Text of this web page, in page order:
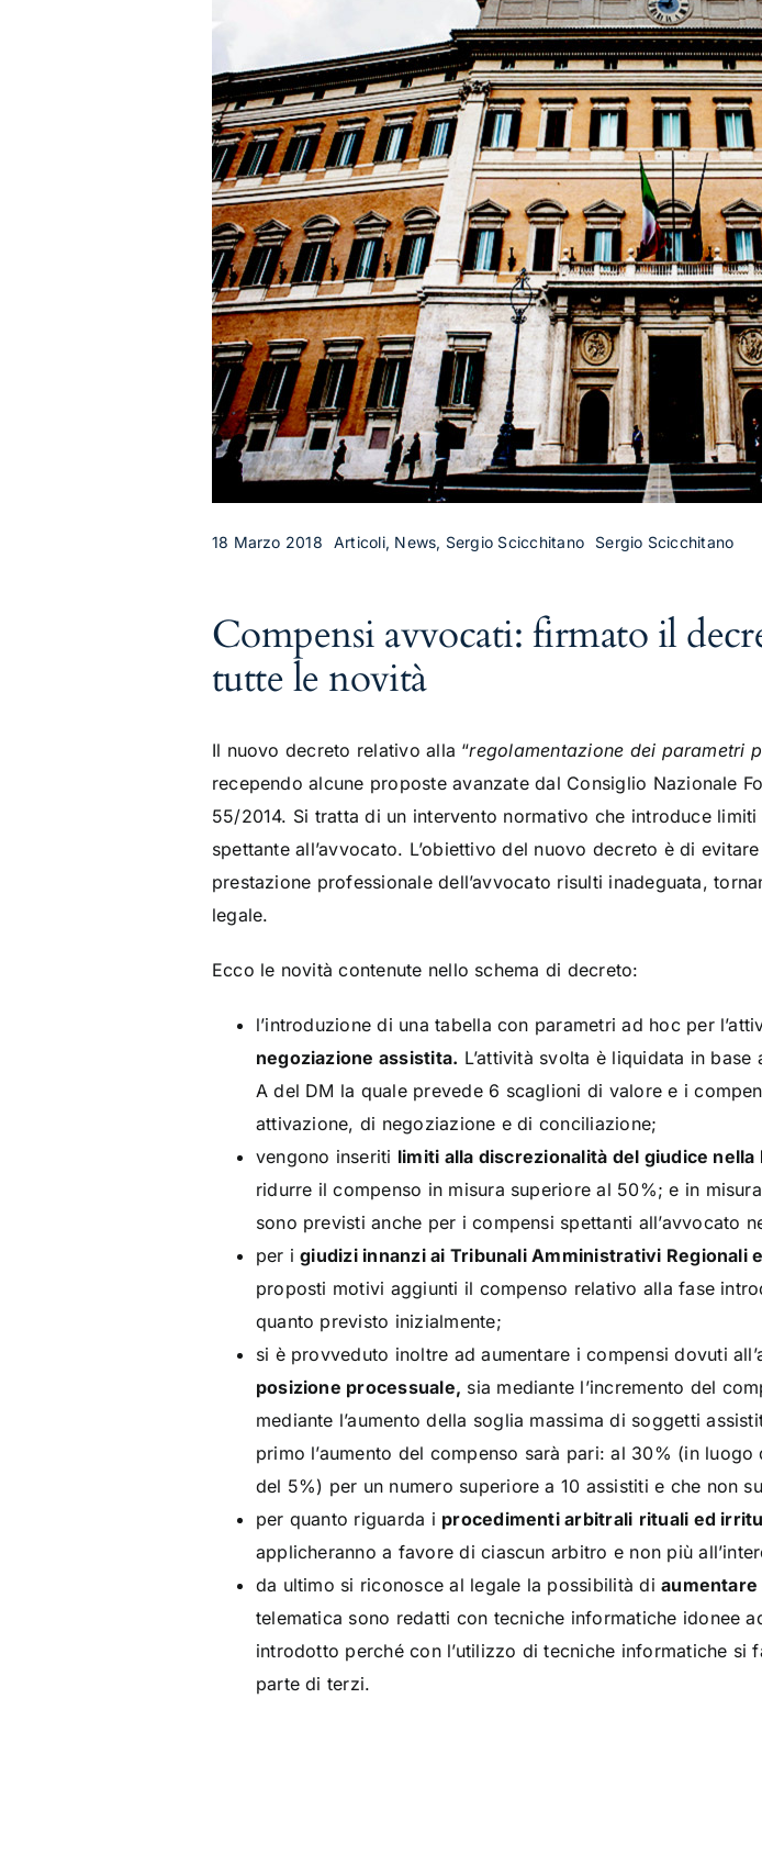
18 Marzo 2018 Articoli, News, Sergio Scicchitano Sergio Scicchitano
Compensi avvocati: firmato il
tutte le novità
Il nuovo decreto relativo alla “regolamentazione dei parametri
recependo alcune proposte avanzate dal Consiglio Nazionale
55/2014. Si tratta di un intervento normativo che introduce
spettante all’avvocato. L’obiettivo del nuovo decreto è di
prestazione professionale dell’avvocato risulti inadeguata,
legale.
Ecco le novità contenute nello schema di decreto:
l’introduzione di una tabella con parametri ad hoc per
negoziazione assistita. L’attività svolta è liquidata in
A del DM la quale prevede 6 scaglioni di valore e i
attivazione, di negoziazione e di conciliazione;
vengono inseriti limiti alla discrezionalità del giudice
ridurre il compenso in misura superiore al 50%; e in
sono previsti anche per i compensi spettanti all’avvocato
per igiudizi innanzi ai Tribunali Amministrativi Regionali
proposti motivi aggiunti il compenso relativo alla fase
quanto previsto inizialmente;
si è provveduto inoltre ad aumentare i compensi dovuti
posizione processuale, sia mediante l’incremento del
mediante l’aumento della soglia massima di soggetti
primo l’aumento del compenso sarà pari: al 30% (in
del 5%) per un numero superiore a 10 assistiti e che non
per quanto riguarda i procedimenti arbitrali rituali ed
applicheranno a favore di ciascun arbitro e non più
da ultimo si riconosce al legale la possibilità di
telematica sono redatti con tecniche informatiche idonee
introdotto perché con l’utilizzo di tecniche informatiche si
parte di terzi.